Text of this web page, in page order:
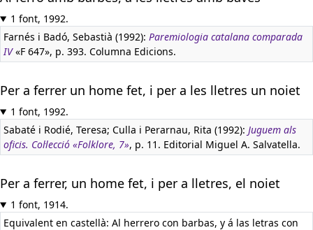
1 font, 1992.
Farnés i Badó, Sebastià (1992): Paremiologia catalana comparada
IV«F 647», p. 393. Columna Edicions.
Per a ferrer un home fet, i per a les lletres un noiet
1 font, 1992.
Sabaté i Rodié, Teresa; Culla i Perarnau, Rita (1992): Juguem als
oficis. Col·lecció «Folklore, 7», p. 11. Editorial Miguel A. Salvatella.
Per a ferrer, un home fet, i per a lletres, el noiet
1 font, 1914.
Equivalent en castellà: Al herrero con barbas, y á las letras con